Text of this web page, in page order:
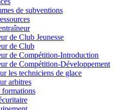
de subventions
de Club Jeunesse
de Club
de Compétition-Introduction
de Compétition-Développement
les techniciens de glace
arbitres
formations